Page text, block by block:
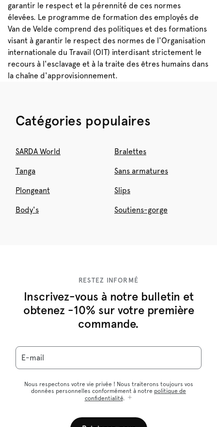
garantir le respect et la pérennité de ces normes
élevées. Le programme de formation des employés de
Van de Velde comprend des politiques et des formations
visant à garantir le respect des normes de l'Organisation
internationale du Travail (OIT) interdisant strictement le
recours à l'esclavage et à la traite des êtres humains dans
la chaîne d'approvisionnement.
Catégories populaires
SARDA World Bralettes
Tanga Sans armatures
Plongeant Slips
Body's Soutiens-gorge
RESTEZ INFORMÉ
Inscrivez-vous à notre bulletin et
obtenez -10% sur votre première
commande.
E-mail
Nous respectons votre vie privée ! Nous traiterons toujours vos
données personnelles conformément à notre politique de
confidentialité.